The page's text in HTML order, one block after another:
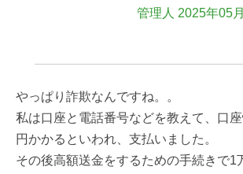
管理人 2025年05
やっぱり詐欺なんですね。。
私は口座と電話番号などを教えて、口
円かかるといわれ、支払いました。
その後高額送金をするための手続きで1